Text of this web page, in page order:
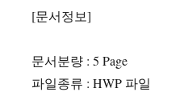
[문서정보]
문서분량 : 5 Page
파일종류 : HWP 파일